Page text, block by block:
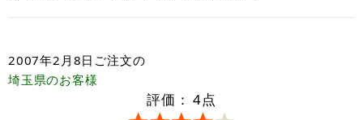
2007年2月8日 ご注文の
埼玉県のお客様
評価： 4点